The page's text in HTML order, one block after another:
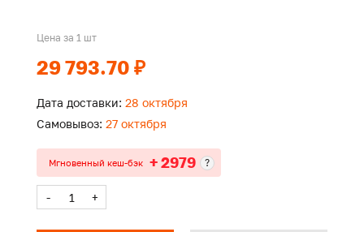
Цена за 1 шт
29 793.70 ₽
Дата доставки: 28 октября
Самовывоз: 27 октября
Мгновенный кеш-бэк + 2979 ?
- +